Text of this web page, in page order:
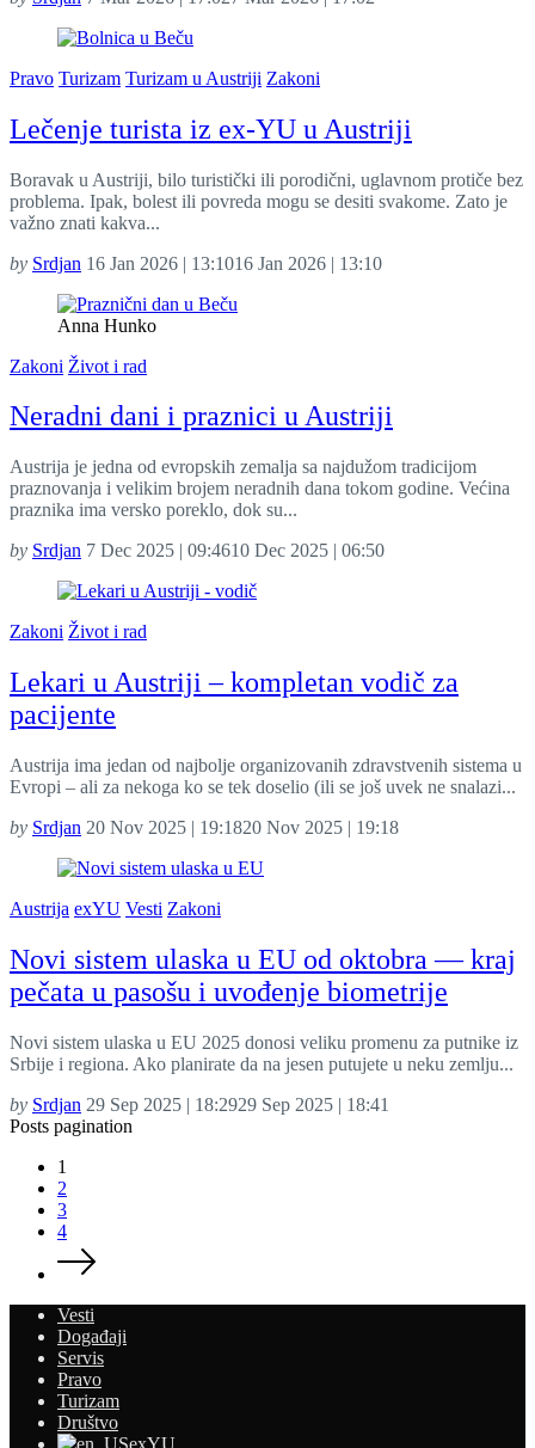
Pravo Turizam Turizam u Austriji Zakoni
Lečenje turista iz ex-YU u Austriji
Boravak u Austriji, bilo turistički ili porodični, uglavnom protiče bez
problema. Ipak, bolest ili povreda mogu se desiti svakome. Zato je
važno znati kakva...
by Srdjan 16 Jan 2026 | 13:1016 Jan 2026 | 13:10
Anna Hunko
Zakoni Život i rad
Neradni dani i praznici u Austriji
Austrija je jedna od evropskih zemalja sa najdužom tradicijom
praznovanja i velikim brojem neradnih dana tokom godine. Većina
praznika ima versko poreklo, dok su...
by Srdjan 7 Dec 2025 | 09:4610 Dec 2025 | 06:50
Zakoni Život i rad
Lekari u Austriji – kompletan vodič za
pacijente
Austrija ima jedan od najbolje organizovanih zdravstvenih sistema u
Evropi – ali za nekoga ko se tek doselio (ili se još uvek ne snalazi...
by Srdjan 20 Nov 2025 | 19:1820 Nov 2025 | 19:18
Austrija exYU Vesti Zakoni
Novi sistem ulaska u EU od oktobra — kraj
pečata u pasošu i uvođenje biometrije
Novi sistem ulaska u EU 2025 donosi veliku promenu za putnike iz
Srbije i regiona. Ako planirate da na jesen putujete u neku zemlju...
by Srdjan 29 Sep 2025 | 18:2929 Sep 2025 | 18:41
Posts pagination
1
2
3
4
Vesti
Događaji
Servis
Pravo
Turizam
Društvo
exYU